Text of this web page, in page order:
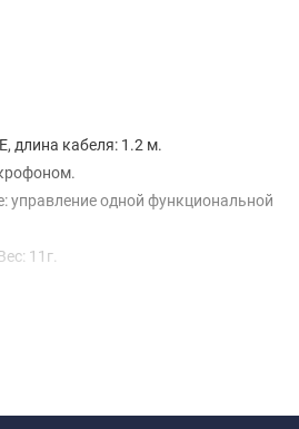
длина кабеля: 1.2 м.
управление одной функциональной
11г.